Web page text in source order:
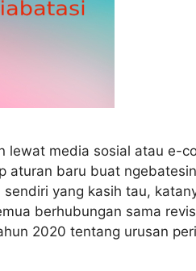
lewat media sosial atau e-
aturan baru buat
yang kasih tau,
berhubungan sama
2020 tentang urusan